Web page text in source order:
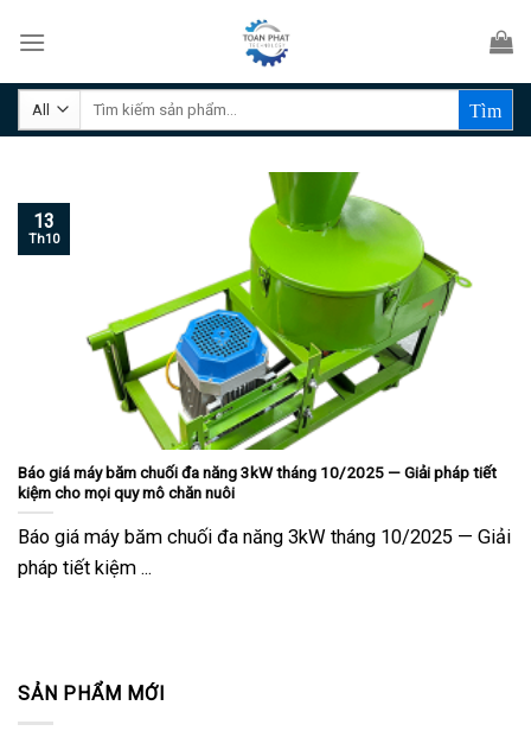
Tìm
SẢN PHẨM MỚI
Báo giá máy băm chuối đa năng 3kW tháng 10/2025 — Giải pháp tiết
kiệm cho mọi quy mô chăn nuôi
Báo giá máy băm chuối đa năng 3kW tháng 10/2025 — Giải
pháp tiết kiệm ...
13
Th10